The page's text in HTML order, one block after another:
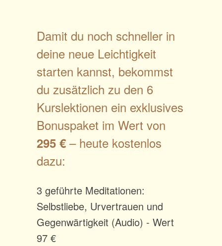
Damit du noch schneller in
deine neue Leichtigkeit
starten kannst, bekommst
du zusätzlich zu den 6
Kurslektionen ein exklusives
Bonuspaket im Wert von
295 € – heute kostenlos
dazu:
3 geführte Meditationen:
Selbstliebe, Urvertrauen und
Gegenwärtigkeit (Audio) - Wert
97 €